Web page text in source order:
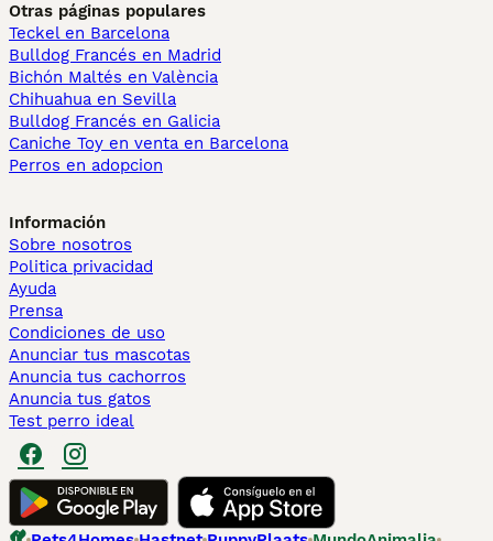
Otras páginas populares
Teckel en Barcelona
Bulldog Francés en Madrid
Bichón Maltés en València
Chihuahua en Sevilla
Bulldog Francés en Galicia
Caniche Toy en venta en Barcelona
Perros en adopcion
Información
Sobre nosotros
Politica privacidad
Ayuda
Prensa
Condiciones de uso
Anunciar tus mascotas
Anuncia tus cachorros
Anuncia tus gatos
Test perro ideal